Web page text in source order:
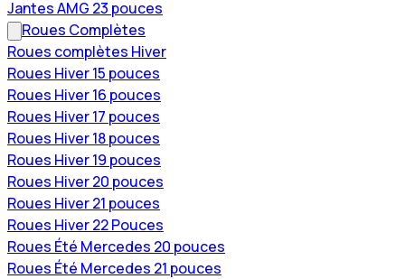
Jantes AMG 23 pouces
Roues Complètes
Roues complètes Hiver
Roues Hiver 15 pouces
Roues Hiver 16 pouces
Roues Hiver 17 pouces
Roues Hiver 18 pouces
Roues Hiver 19 pouces
Roues Hiver 20 pouces
Roues Hiver 21 pouces
Roues Hiver 22 Pouces
Roues Été Mercedes 20 pouces
Roues Été Mercedes 21 pouces